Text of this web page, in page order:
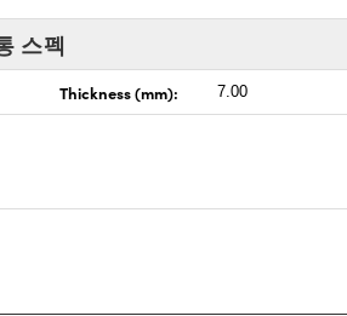
스펙
Thickness (mm): 7.00